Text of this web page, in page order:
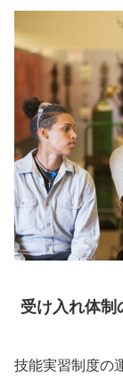
受け入れ体制
技能実習制度の